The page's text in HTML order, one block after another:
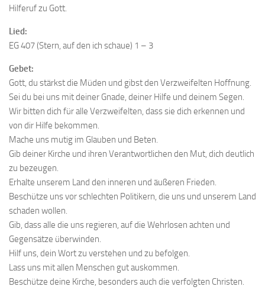
Hilferuf zu Gott.
Lied:
EG 407 (Stern, auf den ich schaue) 1 – 3
Gebet:
Gott, du stärkst die Müden und gibst den Verzweifelten Hoffnung.
Sei du bei uns mit deiner Gnade, deiner Hilfe und deinem Segen.
Wir bitten dich für alle Verzweifelten, dass sie dich erkennen und
von dir Hilfe bekommen.
Mache uns mutig im Glauben und Beten.
Gib deiner Kirche und ihren Verantwortlichen den Mut, dich deutlich
zu bezeugen.
Erhalte unserem Land den inneren und äußeren Frieden.
Beschütze uns vor schlechten Politikern, die uns und unserem Land
schaden wollen.
Gib, dass alle die uns regieren, auf die Wehrlosen achten und
Gegensätze überwinden.
Hilf uns, dein Wort zu verstehen und zu befolgen.
Lass uns mit allen Menschen gut auskommen.
Beschütze deine Kirche, besonders auch die verfolgten Christen.